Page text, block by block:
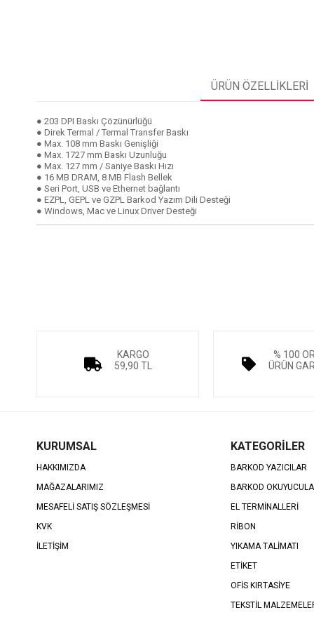
ÜRÜN ÖZELLIKLERI
● 203 DPI Baskı Çözünürlüğü
● Direk Termal / Termal Transfer Baskı
● Max. 108 mm Baskı Genişliği
● Max. 1727 mm Baskı Uzunluğu
● Max. 127 mm / Saniye Baskı Hızı
● 16 MB DRAM, 8 MB Flash Bellek
● Seri Port, USB ve Ethernet bağlantı
● EZPL, GEPL ve GZPL Barkod Yazım Dili Desteği
● Windows, Mac ve Linux Driver Desteği
KARGO
59,90 TL
% 100
ÜRÜN
KURUMSAL
HAKKIMIZDA
MAĞAZALARIMIZ
MESAFELİ SATIŞ SÖZLEŞMESİ
KVK
İLETİŞİM
KATEGORİLER
BARKOD YAZICILAR
BARKOD
EL TERMİNALLERİ
RİBON
YIKAMA TALİMATI
ETİKET
OFİS KIRTASİYE
TEKSTİL